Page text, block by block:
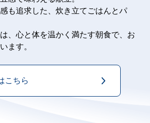
も追求した、炊き立てごはんとパ
、心と体を温かく満たす朝食で、お
ます。
こちら